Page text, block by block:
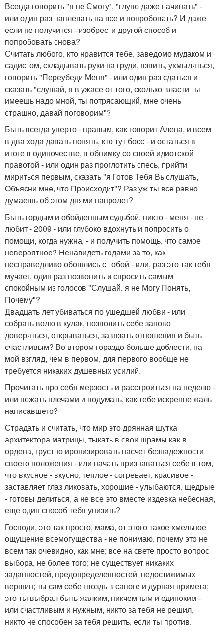
Всегда говорить "я не Смогу", "глупо даже начинать" -
или один раз наплевать на все и попробовать? И даже
если не получится - изобрести другой способ и
попробовать снова?
Считать любого, кто нравится тебе, заведомо мудаком и
садистом, складывать руки на груди, язвить, ухмыляться,
говорить "Переубеди Меня" - или один раз сдаться и
сказать "слушай, я в ужасе от того, сколько власти ты
имеешь надо мной, ты потрясающий, мне очень
страшно, давай поговорим"?
Быть всегда уперто - правым, как говорит Алена, и всем
в два хода давать понять, кто тут босс - и остаться в
итоге в одиночестве, в обнимку со своей идиотской
правотой - или один раз проглотить спесь, прийти
мириться первым, сказать "я Готов Тебя Выслушать,
Объясни мне, что Происходит"? Раз уж ты все равно
думаешь об этом днями напролет?
Быть гордым и обойденным судьбой, никто - меня - не -
любит - 2009 - или глубоко вдохнуть и попросить о
помощи, когда нужна, - и получить помощь, что самое
невероятное? Ненавидеть годами за то, как
несправедливо обошлись с тобой - или, раз это так тебя
мучает, один раз позвонить и спросить самым
спокойным из голосов "Слушай, я не Могу Понять,
Почему"?
Двадцать лет убиваться по ушедшей любви - или
собрать волю в кулак, позволить себе заново
доверяться, открываться, завязать отношения и быть
счастливым? Во втором гораздо больше доблести, на
мой взгляд, чем в первом, для первого вообще не
требуется никаких душевных усилий.
Прочитать про себя мерзость и расстроиться на неделю -
или пожать плечами и подумать, как тебе искренне жаль
написавшего?
Страдать и считать, что мир это дрянная шутка
архитектора матрицы, тыкать в свои шрамы как в
ордена, грустно иронизировать насчет безнадежности
своего положения - или начать признаваться себе в том,
что вкусное - вкусно, теплое - согревает, красивое -
заставляет глаз ликовать, хорошие - улыбаются, щедрые
- готовы делиться, а не все это вместе издевка небесная,
еще один способ тебя унизить?
Господи, это так просто, мама, от этого такое хмельное
ощущение всемогущества - не понимаю, почему это не
всем так очевидно, как мне; все на свете просто вопрос
выбора, не более того; не существует никаких
заданностей, предопределенностей, недостижимых
вершин; ты сам себе гвоздь в сапоге и дурная примета;
это ты выбрал быть жалким, никчемным и одиноким -
или счастливым и нужным, никто за тебя не решил,
никто не способен за тебя решить, если ты против.